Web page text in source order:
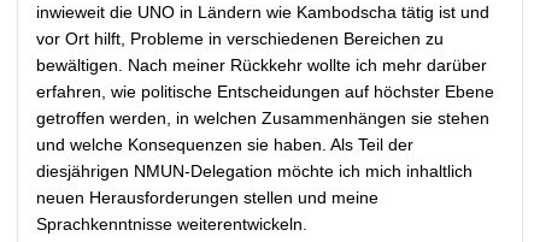
inwieweit die UNO in Ländern wie Kambodscha tätig ist und
vor Ort hilft, Probleme in verschiedenen Bereichen zu
bewältigen. Nach meiner Rückkehr wollte ich mehr darüber
erfahren, wie politische Entscheidungen auf höchster Ebene
getroffen werden, in welchen Zusammenhängen sie stehen
und welche Konsequenzen sie haben. Als Teil der
diesjährigen NMUN-Delegation möchte ich mich inhaltlich
neuen Herausforderungen stellen und meine
Sprachkenntnisse weiterentwickeln.